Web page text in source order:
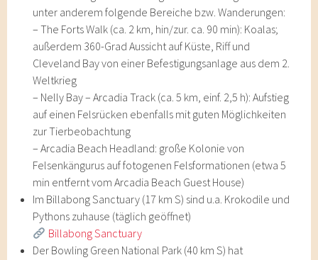
unter anderem folgende Bereiche bzw. Wanderungen:
– The Forts Walk (ca. 2 km, hin/zur. ca. 90 min): Koalas;
außerdem 360-Grad Aussicht auf Küste, Riff und
Cleveland Bay von einer Befestigungsanlage aus dem 2.
Weltkrieg
– Nelly Bay – Arcadia Track (ca. 5 km, einf. 2,5 h): Aufstieg
auf einen Felsrücken ebenfalls mit guten Möglichkeiten
zur Tierbeobachtung
– Arcadia Beach Headland: große Kolonie von
Felsenkängurus auf fotogenen Felsformationen (etwa 5
min entfernt vom Arcadia Beach Guest House)
Im Billabong Sanctuary (17 km S) sind u.a. Krokodile und
Pythons zuhause (täglich geöffnet)
Billabong Sanctuary
Der Bowling Green National Park (40 km S) hat